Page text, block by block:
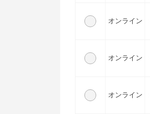
オンライン
オンライン
オンライン